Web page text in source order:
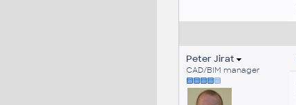
Peter Jirat
CAD/BIM manager